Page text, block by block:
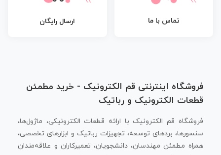
تماس با ما ارسال رایگان
فروشگاه اینترنتی قم الکترونیک - خرید مطمئن
قطعات الکترونیک و رباتیک
فروشگاه قم الکترونیک با ارائه قطعات الکترونیکی، ماژول‌ها،
سنسورها، بردهای توسعه، تجهیزات رباتیک و ابزارهای تخصصی،
همراه مطمئن مهندسان، دانشجویان، تعمیرکاران و علاقه‌مندان